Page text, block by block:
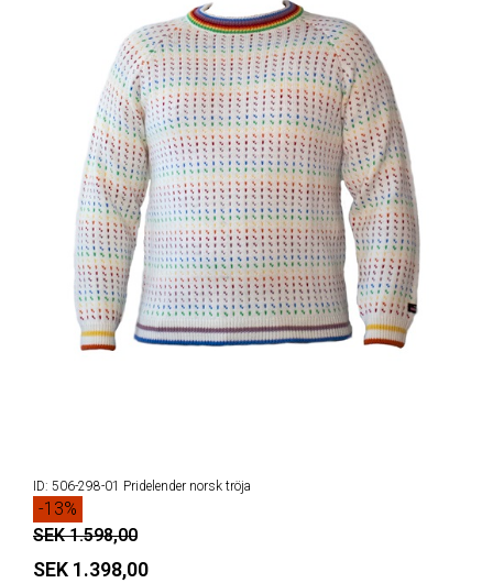
ID: 506-298-01 Pridelender norsk tröja
-13%
SEK 1.598,00
SEK 1.398,00